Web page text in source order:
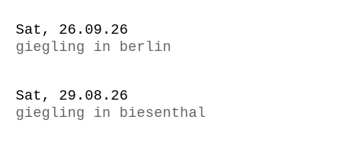
Sat, 26.09.26
giegling in berlin
Sat, 29.08.26
giegling in biesenthal